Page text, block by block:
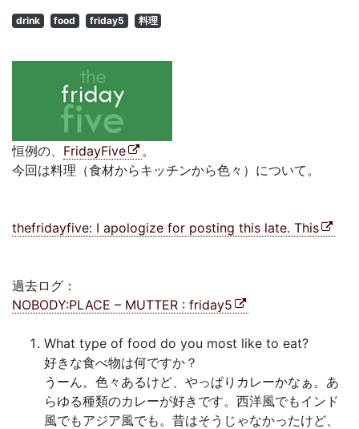
drink food friday5 料理
恒例の、 FridayFive
。
今回は料理（食材からキッチンから色々）について。
thefridayfive: I apologize for posting this late. This
過去ログ：
NOBODY:PLACE – MUTTER : friday5
What type of food do you most like to eat?
好きな食べ物は何ですか？
うーん。色々あるけど、やっぱりカレーかなぁ。あ
らゆる種類のカレーが好きです。西洋風でもインド
風でもアジア風でも。昔はそうじゃなかったけど、